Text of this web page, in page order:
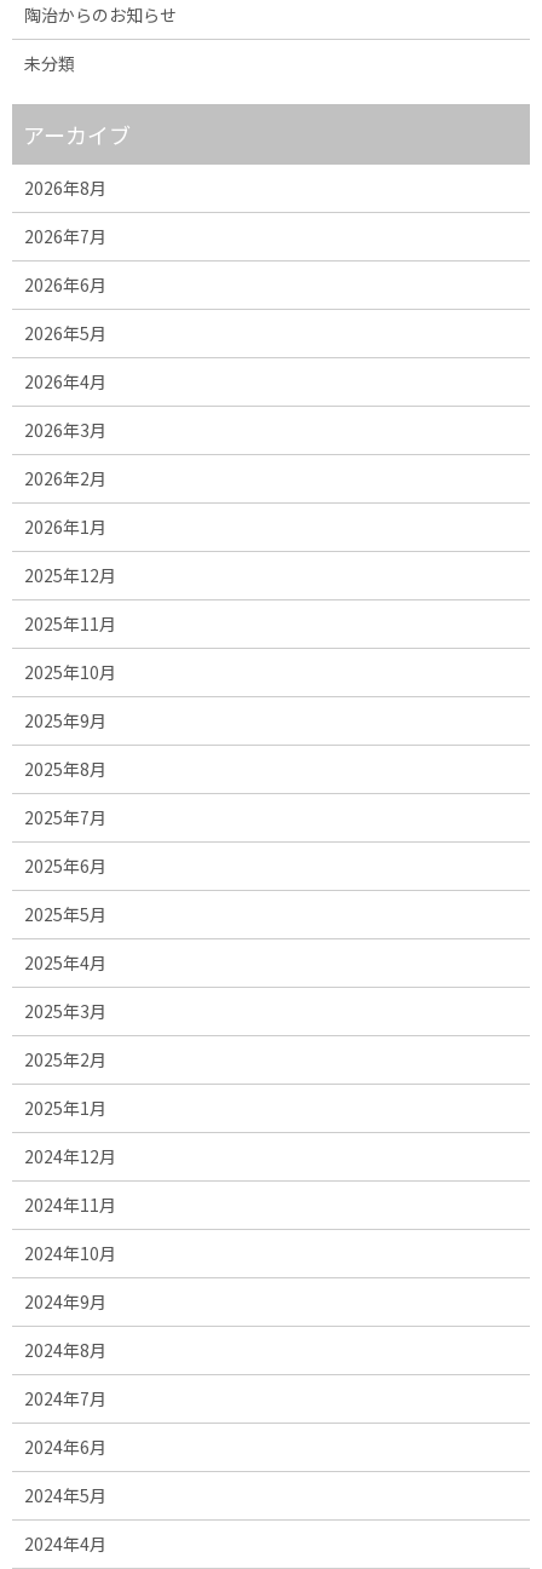
陶治からのお知らせ
未分類
アーカイブ
2026年8月
2026年7月
2026年6月
2026年5月
2026年4月
2026年3月
2026年2月
2026年1月
2025年12月
2025年11月
2025年10月
2025年9月
2025年8月
2025年7月
2025年6月
2025年5月
2025年4月
2025年3月
2025年2月
2025年1月
2024年12月
2024年11月
2024年10月
2024年9月
2024年8月
2024年7月
2024年6月
2024年5月
2024年4月